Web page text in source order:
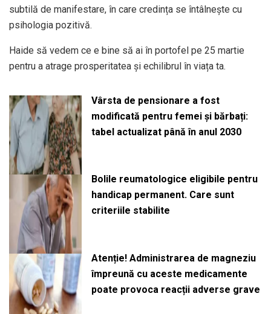
subtilă de manifestare, în care credința se întâlnește cu
psihologia pozitivă.
Haide să vedem ce e bine să ai în portofel pe 25 martie
pentru a atrage prosperitatea și echilibrul în viața ta.
Vârsta de pensionare a fost
modificată pentru femei și bărbați:
tabel actualizat până în anul 2030
Bolile reumatologice eligibile pentru
handicap permanent. Care sunt
criteriile stabilite
Atenție! Administrarea de magneziu
împreună cu aceste medicamente
poate provoca reacții adverse grave